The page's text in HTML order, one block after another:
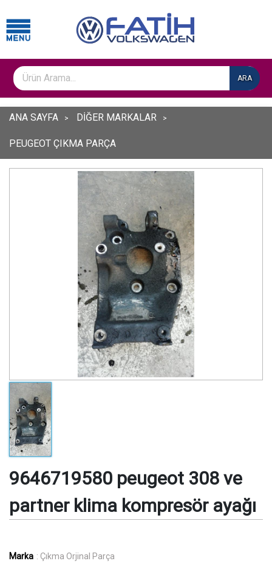
ARA
ANA SAYFA DİĞER MARKALAR
PEUGEOT ÇIKMA PARÇA
9646719580 peugeot 308 ve
partner klima kompresör ayağı
Marka : Çıkma Orjinal Parça